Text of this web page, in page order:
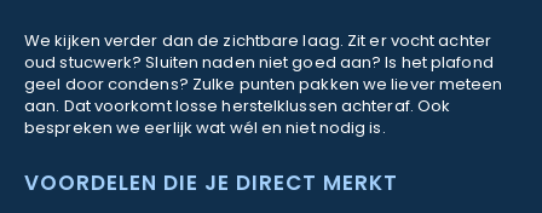
We kijken verder dan de zichtbare laag. Zit er vocht achter
oud stucwerk? Sluiten naden niet goed aan? Is het plafond
geel door condens? Zulke punten pakken we liever meteen
aan. Dat voorkomt losse herstelklussen achteraf. Ook
bespreken we eerlijk wat wél en niet nodig is.
VOORDELEN DIE JE DIRECT MERKT